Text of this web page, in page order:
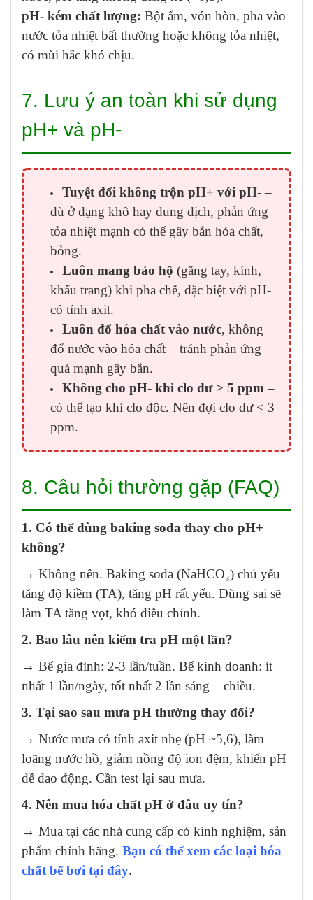
pH- kém chất lượng: Bột ẩm, vón hòn, pha vào
nước tỏa nhiệt bất thường hoặc không tỏa nhiệt,
có mùi hắc khó chịu.
7. Lưu ý an toàn khi sử dụng
pH+ và pH-
Tuyệt đối không trộn pH+ với pH-–
dù ở dạng khô hay dung dịch, phản ứng
tỏa nhiệt mạnh có thể gây bắn hóa chất,
bỏng.
Luôn mang bảo hộ (găng tay, kính,
khẩu trang) khi pha chế, đặc biệt với pH-
có tính axit.
Luôn đổ hóa chất vào nước, không
đổ nước vào hóa chất – tránh phản ứng
quá mạnh gây bắn.
Không cho pH- khi clo dư > 5 ppm –
có thể tạo khí clo độc. Nên đợi clo dư < 3
ppm.
8. Câu hỏi thường gặp (FAQ)
1. Có thể dùng baking soda thay cho pH+
không?
→ Không nên. Baking soda (NaHCO₃) chủ yếu
tăng độ kiềm (TA), tăng pH rất yếu. Dùng sai sẽ
làm TA tăng vọt, khó điều chỉnh.
2. Bao lâu nên kiểm tra pH một lần?
→ Bể gia đình: 2-3 lần/tuần. Bể kinh doanh: ít
nhất 1 lần/ngày, tốt nhất 2 lần sáng – chiều.
3. Tại sao sau mưa pH thường thay đổi?
→ Nước mưa có tính axit nhẹ (pH ~5,6), làm
loãng nước hồ, giảm nồng độ ion đệm, khiến pH
dễ dao động. Cần test lại sau mưa.
4. Nên mua hóa chất pH ở đâu uy tín?
→ Mua tại các nhà cung cấp có kinh nghiệm, sản
phẩm chính hãng. Bạn có thể xem các loại hóa
chất bể bơi tại đây.